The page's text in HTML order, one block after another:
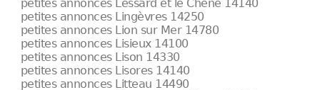
petites annonces Lessard et le Chêne 14140
petites annonces Lingèvres 14250
petites annonces Lion sur Mer 14780
petites annonces Lisieux 14100
petites annonces Lison 14330
petites annonces Lisores 14140
petites annonces Litteau 14490